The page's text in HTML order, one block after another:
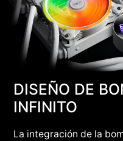
DISEÑO DE
INFINITO
La integración de la